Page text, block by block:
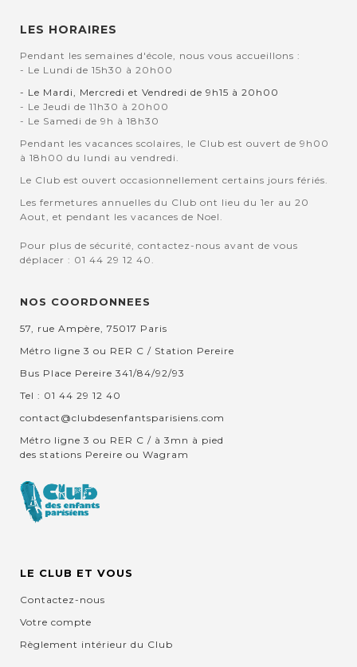
LES HORAIRES
Pendant les semaines d'école, nous vous accueillons :
- Le Lundi de 15h30 à 20h00
- Le Mardi, Mercredi et Vendredi de 9h15 à 20h00
- Le Jeudi de 11h30 à 20h00
- Le Samedi de 9h à 18h30
Pendant les vacances scolaires, le Club est ouvert de 9h00
à 18h00 du lundi au vendredi.
Le Club est ouvert occasionnellement certains jours fériés.
Les fermetures annuelles du Club ont lieu du 1er au 20
Aout, et pendant les vacances de Noel.
Pour plus de sécurité, contactez-nous avant de vous
déplacer : 01 44 29 12 40.
NOS COORDONNEES
57, rue Ampère, 75017 Paris
Métro ligne 3 ou RER C / Station Pereire
Bus Place Pereire 341/84/92/93
Tel : 01 44 29 12 40
contact@clubdesenfantsparisiens.com
Métro ligne 3 ou RER C / à 3mn à pied
des stations Pereire ou Wagram
LE CLUB ET VOUS
Contactez-nous
Votre compte
Règlement intérieur du Club